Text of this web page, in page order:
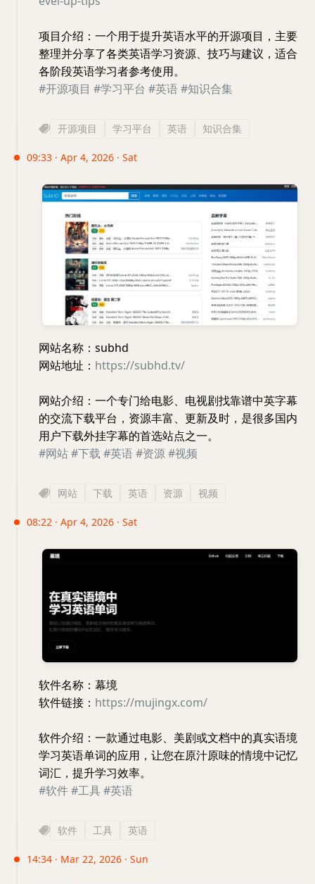
项目介绍：一个用于提升英语水平的开源项目，主要
整理并分享了各类英语学习资源、技巧与建议，适合
各阶段英语学习者参考使用。
#开源项目 #学习平台 #英语#知识合集
开源项目 学习平台 英语 知识合集
09:33 · Apr 4, 2026 · Sat
网站名称：subhd
网站地址： https://subhd.tv/
网站介绍：一个专门给电影、电视剧找靠谱中英字幕
的交流下载平台，资源丰富、更新及时，是很多国内
用户下载外挂字幕的首选站点之一。
#网站#下载 #英语#资源#视频
网站 下载 英语 资源 视频
08:22 · Apr 4, 2026 · Sat
软件名称：幕境
软件链接： https://mujingx.com/
软件介绍：一款通过电影、美剧或文档中的真实语境
学习英语单词的应用，让您在原汁原味的情境中记忆
词汇，提升学习效率。
#软件#工具#英语
软件 工具 英语
14:34 · Mar 22, 2026 · Sun